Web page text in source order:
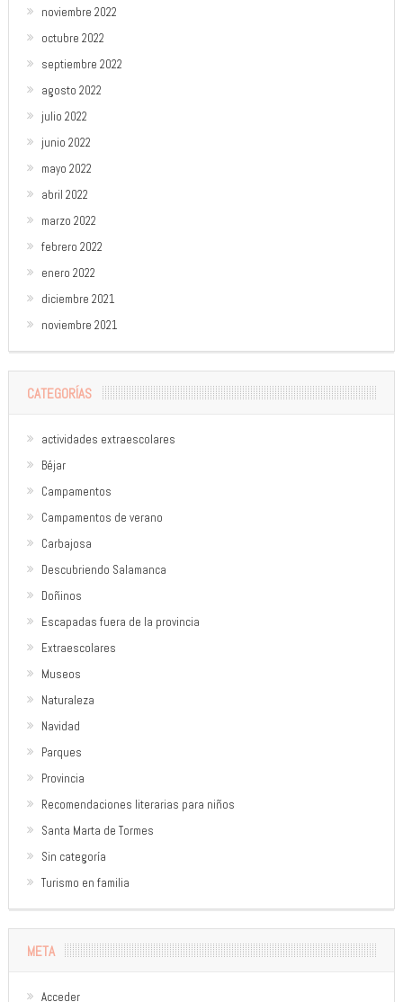
noviembre 2022
octubre 2022
septiembre 2022
agosto 2022
julio 2022
junio 2022
mayo 2022
abril 2022
marzo 2022
febrero 2022
enero 2022
diciembre 2021
noviembre 2021
CATEGORÍAS
actividades extraescolares
Béjar
Campamentos
Campamentos de verano
Carbajosa
Descubriendo Salamanca
Doñinos
Escapadas fuera de la provincia
Extraescolares
Museos
Naturaleza
Navidad
Parques
Provincia
Recomendaciones literarias para niños
Santa Marta de Tormes
Sin categoría
Turismo en familia
META
Acceder